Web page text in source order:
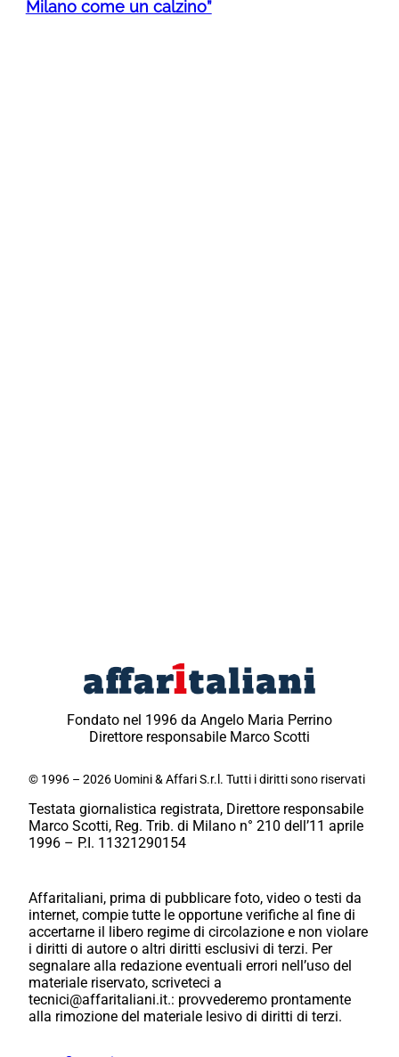
Milano come un calzino”
Fondato nel 1996 da Angelo Maria Perrino
Direttore responsabile Marco Scotti
© 1996 – 2026 Uomini & Affari S.r.l. Tutti i diritti sono riservati
Testata giornalistica registrata, Direttore responsabile
Marco Scotti, Reg. Trib. di Milano n° 210 dell’11 aprile
1996 – P.I. 11321290154
Affaritaliani, prima di pubblicare foto, video o testi da
internet, compie tutte le opportune verifiche al fine di
accertarne il libero regime di circolazione e non violare
i diritti di autore o altri diritti esclusivi di terzi. Per
segnalare alla redazione eventuali errori nell’uso del
materiale riservato, scriveteci a
tecnici@affaritaliani.it.: provvederemo prontamente
alla rimozione del materiale lesivo di diritti di terzi.